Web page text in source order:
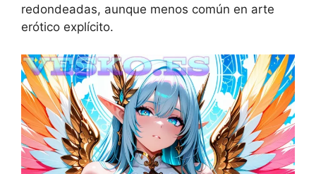
redondeadas, aunque menos común en arte
erótico explícito.